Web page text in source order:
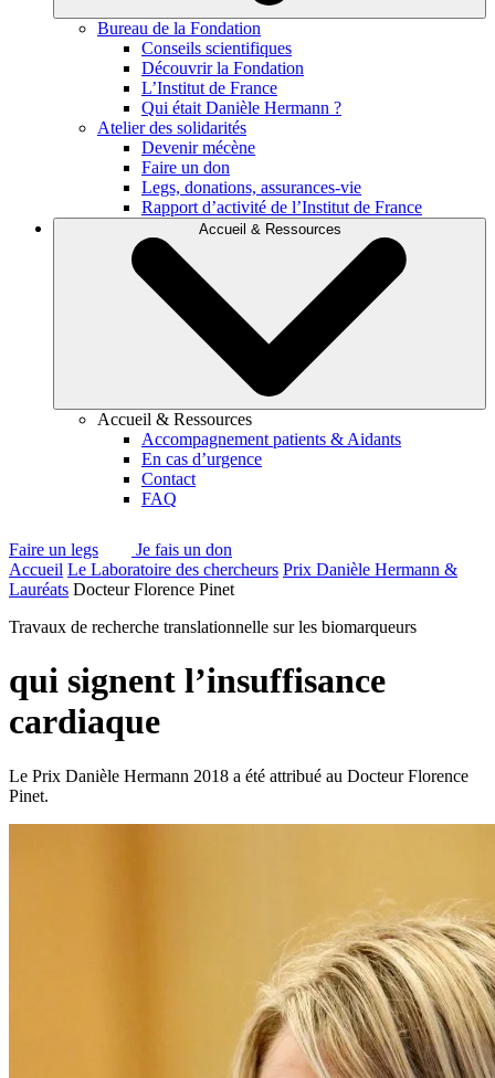
Bureau de la Fondation
Conseils scientifiques
Découvrir la Fondation
L’Institut de France
Qui était Danièle Hermann ?
Atelier des solidarités
Devenir mécène
Faire un don
Legs, donations, assurances-vie
Rapport d’activité de l’Institut de France
Accueil & Ressources
Accueil & Ressources
Accompagnement patients & Aidants
En cas d’urgence
Contact
FAQ
Faire un legs
Je fais un don
Accueil Le Laboratoire des chercheurs Prix Danièle Hermann &
Lauréats Docteur Florence Pinet
Travaux de recherche translationnelle sur les biomarqueurs
qui signent l’insuffisance
cardiaque
Le Prix Danièle Hermann 2018 a été attribué au Docteur Florence
Pinet.